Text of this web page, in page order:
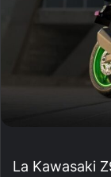
La Kawasaki